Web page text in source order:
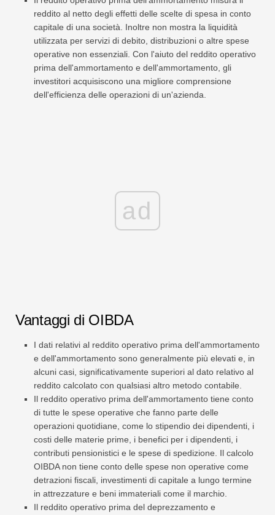
reddito al netto degli effetti delle scelte di spesa in conto
capitale di una società. Inoltre non mostra la liquidità
utilizzata per servizi di debito, distribuzioni o altre spese
operative non essenziali. Con l'aiuto del reddito operativo
prima dell'ammortamento e dell'ammortamento, gli
investitori acquisiscono una migliore comprensione
dell'efficienza delle operazioni di un'azienda.
ad
Vantaggi di OIBDA
I dati relativi al reddito operativo prima dell'ammortamento
e dell'ammortamento sono generalmente più elevati e, in
alcuni casi, significativamente superiori al dato relativo al
reddito calcolato con qualsiasi altro metodo contabile.
Il reddito operativo prima dell'ammortamento tiene conto
di tutte le spese operative che fanno parte delle
operazioni quotidiane, come lo stipendio dei dipendenti, i
costi delle materie prime, i benefici per i dipendenti, i
contributi pensionistici e le spese di spedizione. Il calcolo
OIBDA non tiene conto delle spese non operative come
detrazioni fiscali, investimenti di capitale a lungo termine
in attrezzature e beni immateriali come il marchio.
Il reddito operativo prima del deprezzamento e